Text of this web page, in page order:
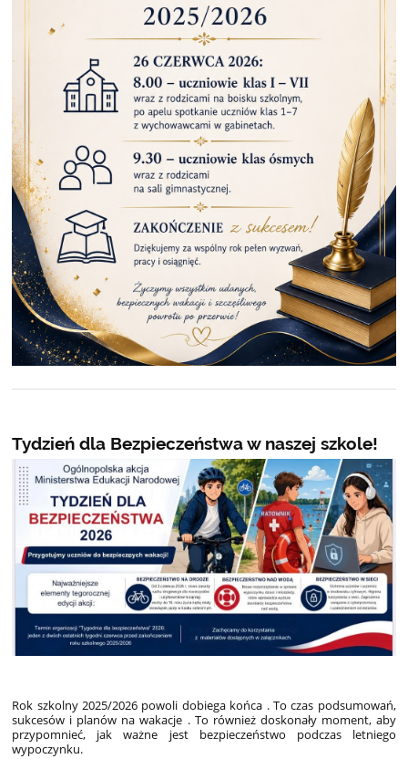
Tydzień dla Bezpieczeństwa w naszej szkole!
Rok szkolny 2025/2026 powoli dobiega końca . To czas podsumowań,
sukcesów i planów na wakacje . To również doskonały moment, aby
przypomnieć, jak ważne jest bezpieczeństwo podczas letniego
wypoczynku.